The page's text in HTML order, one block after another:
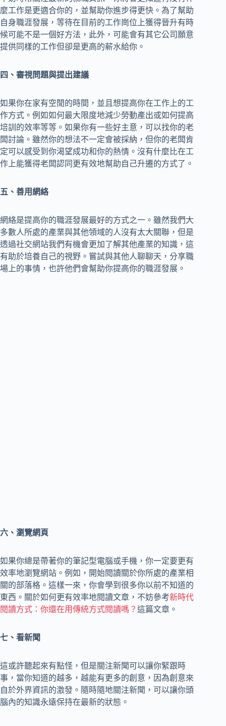
麼工作是更適合你的，並幫助你進步得更快。為了幫助
自身職涯發展，等待在目前的工作崗位上獲得晉升有時
候可能不是一個好方法，此外，可能會有其它公司願意
提供同樣的工作但卻是更高的薪水給你。
四、審視問題與提出建議
如果你在家有空閒的時間，並且想提高你在工作上的工
作方式。例如如何最大限度地減少勞動產出或如何提高
培訓的效率等等。如果你有一些好主意，可以找你的老
闆討論。雖然你的想法不一定會被採納，但你的老闆肯
定可以感受到你渴望成功和你的熱情。沒有什麼比在工
作上能獲得老闆認同更有效地幫助自己升遷的方式了。
五、善用網絡
網絡是提高你的職涯發展最好的方式之一。雖然我們大
多數人所處的產業與其他領域的人沒有太大關聯，但是
透過社交網站我們有機會更加了解其他產業的知識，這
有助於培養自己的視野。嘗試與其他人聊聊天，分享職
場上的事情，也許他們會幫助你提高你的職涯發展。
六、瀏覽網頁
如果你總是帶著你的筆記型電腦或手機，你一定要更有
效率地瀏覽網站。例如，開始閱讀關於你所處的產業相
關的部落格。這樣一來，你會學到很多你以前不知道的
東西。關於如何更有效率地閱讀文章，不妨參考新時代
閱讀方式：你還在用傳統方式閱讀嗎？ 這篇文章。
七、看新聞
這或許聽起來有點怪，但是關注新聞可以讓你緊跟時
事，當你知道的越多，越能有更多的創意，因為創意來
自於外界資訊的激發。隨時隨地關注新聞，可以讓你頭
腦內的知識永遠保持在最新的狀態。